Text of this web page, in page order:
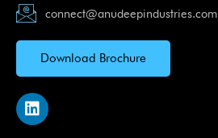
connect@anudeepindustries.com
Download Brochure
L
i